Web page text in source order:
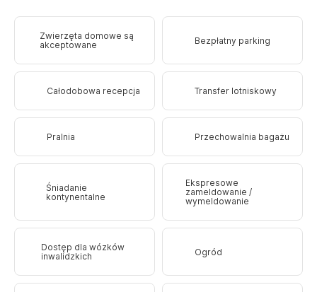
Zwierzęta domowe są
akceptowane
Bezpłatny parking
Całodobowa recepcja Transfer lotniskowy
Pralnia Przechowalnia bagażu
Śniadanie
kontynentalne
Ekspresowe
zameldowanie /
wymeldowanie
Dostęp dla wózków
inwalidzkich
Ogród